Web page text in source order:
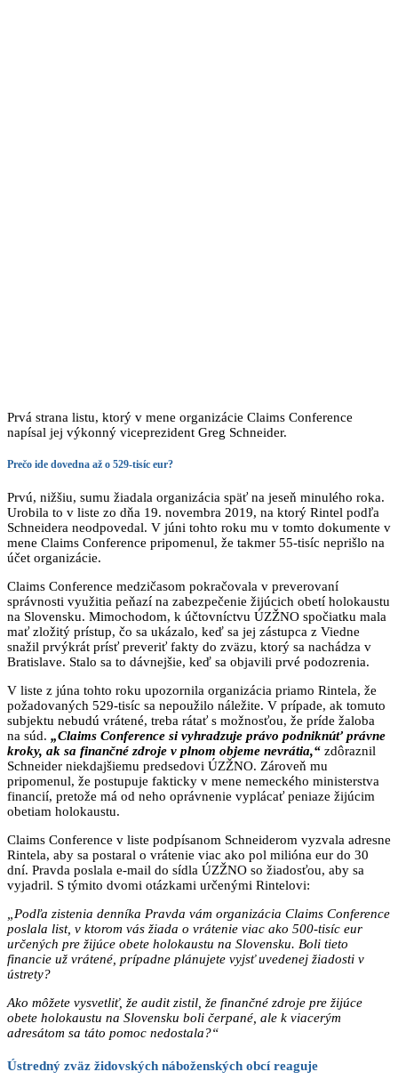
Prvá strana listu, ktorý v mene organizácie Claims Conference
napísal jej výkonný viceprezident Greg Schneider.
Prečo ide dovedna až o 529-tisíc eur?
Prvú, nižšiu, sumu žiadala organizácia späť na jeseň minulého roka.
Urobila to v liste zo dňa 19. novembra 2019, na ktorý Rintel podľa
Schneidera neodpovedal. V júni tohto roku mu v tomto dokumente v
mene Claims Conference pripomenul, že takmer 55-tisíc neprišlo na
účet organizácie.
Claims Conference medzičasom pokračovala v preverovaní
správnosti využitia peňazí na zabezpečenie žijúcich obetí holokaustu
na Slovensku. Mimochodom, k účtovníctvu ÚZŽNO spočiatku mala
mať zložitý prístup, čo sa ukázalo, keď sa jej zástupca z Viedne
snažil prvýkrát prísť preveriť fakty do zväzu, ktorý sa nachádza v
Bratislave. Stalo sa to dávnejšie, keď sa objavili prvé podozrenia.
V liste z júna tohto roku upozornila organizácia priamo Rintela, že
požadovaných 529-tisíc sa nepoužilo náležite. V prípade, ak tomuto
subjektu nebudú vrátené, treba rátať s možnosťou, že príde žaloba
na súd. „Claims Conference si vyhradzuje právo podniknúť právne
kroky, ak sa finančné zdroje v plnom objeme nevrátia,“ zdôraznil
Schneider niekdajšiemu predsedovi ÚZŽNO. Zároveň mu
pripomenul, že postupuje fakticky v mene nemeckého ministerstva
financií, pretože má od neho oprávnenie vyplácať peniaze žijúcim
obetiam holokaustu.
Claims Conference v liste podpísanom Schneiderom vyzvala adresne
Rintela, aby sa postaral o vrátenie viac ako pol milióna eur do 30
dní. Pravda poslala e-mail do sídla ÚZŽNO so žiadosťou, aby sa
vyjadril. S týmito dvomi otázkami určenými Rintelovi:
„Podľa zistenia denníka Pravda vám organizácia Claims Conference
poslala list, v ktorom vás žiada o vrátenie viac ako 500-tisíc eur
určených pre žijúce obete holokaustu na Slovensku. Boli tieto
financie už vrátené, prípadne plánujete vyjsť uvedenej žiadosti v
ústrety?
Ako môžete vysvetliť, že audit zistil, že finančné zdroje pre žijúce
obete holokaustu na Slovensku boli čerpané, ale k viacerým
adresátom sa táto pomoc nedostala?“
Ústredný zväz židovských náboženských obcí reaguje